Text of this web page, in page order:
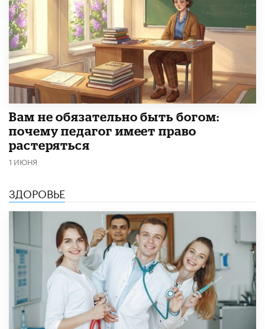
​Вам не обязательно быть богом:
почему педагог имеет право
растеряться
1 ИЮНЯ
ЗДОРОВЬЕ